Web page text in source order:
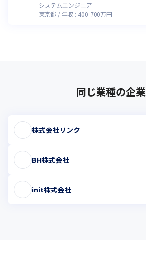
システムエンジニア
東京都
年収 : 400-700万円
同じ業種の企業
株式会社リンク
BH株式会社
init株式会社